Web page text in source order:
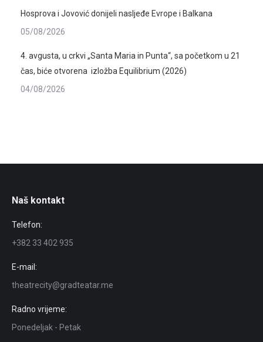
Hosprova i Jovović donijeli nasljeđe Evrope i Balkana
05/08/2026
4. avgusta, u crkvi „Santa Maria in Punta“, sa početkom u 21
čas, biće otvorena izložba Equilibrium (2026)
04/08/2026
Naš kontakt
Telefon:
+382 33 402 935
E-mail:
theatrecity@gradteatar.me
Radno vrijeme:
Ponedeljak - Petak